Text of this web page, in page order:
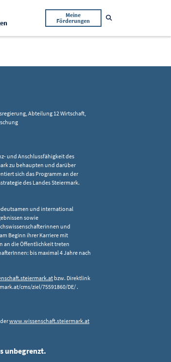
Aktiv
Meine
Förderungen
Abteilung 12 Wirtschaft,
und Anschlussfähigkeit des
zu behaupten und darüber
sich das Programm an der
des Landes Steiermark.
und international
sowie
und
Beginn ihrer Karriere mit
an die Öffentlichkeit treten
bis maximal 4 Jahre nach
bzw. Direktlink
cms/ziel/75591860/DE/ .
www.wissenschaft.steiermark.at
unbegrenzt.